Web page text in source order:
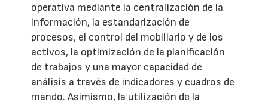
operativa mediante la centralización de la
información, la estandarización de
procesos, el control del mobiliario y de los
activos, la optimización de la planificación
de trabajos y una mayor capacidad de
análisis a través de indicadores y cuadros de
mando. Asimismo, la utilización de la